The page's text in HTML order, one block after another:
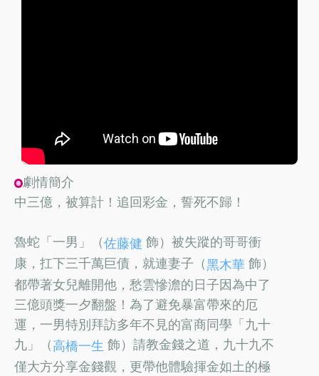
劇情簡介
中三億，被算計！追回彩金，誓死不歸！
魯蛇「一男」（佐藤健 飾）被失蹤的哥哥衝
康，扛下三千萬巨債，就連妻子（黑木華 飾）
都帶著女兒離開他，愁雲慘澹的日子因為中了
三億頭獎一夕翻盤！為了避免暴富帶來的厄
運，一男特別拜訪多年不見的富商同學「九十
九」（高橋一生 飾）請教金錢之道，九十九不
僅大方分享金錢觀，更帶他體驗揮金如土的極